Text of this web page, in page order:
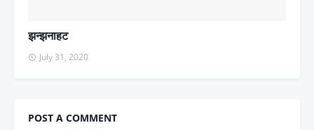
झन्झनाहट
July 31, 2020
POST A COMMENT